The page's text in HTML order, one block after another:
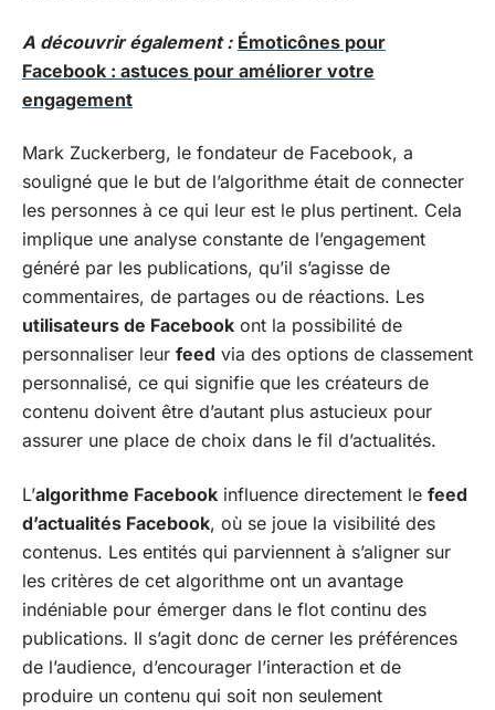
A découvrir également : Émoticônes pour
Facebook : astuces pour améliorer votre
engagement
Mark Zuckerberg, le fondateur de Facebook, a
souligné que le but de l’algorithme était de connecter
les personnes à ce qui leur est le plus pertinent. Cela
implique une analyse constante de l’engagement
généré par les publications, qu’il s’agisse de
commentaires, de partages ou de réactions. Les
utilisateurs de Facebook ont la possibilité de
personnaliser leur feed via des options de classement
personnalisé, ce qui signifie que les créateurs de
contenu doivent être d’autant plus astucieux pour
assurer une place de choix dans le fil d’actualités.
L’algorithme Facebook influence directement le feed
d’actualités Facebook, où se joue la visibilité des
contenus. Les entités qui parviennent à s’aligner sur
les critères de cet algorithme ont un avantage
indéniable pour émerger dans le flot continu des
publications. Il s’agit donc de cerner les préférences
de l’audience, d’encourager l’interaction et de
produire un contenu qui soit non seulement